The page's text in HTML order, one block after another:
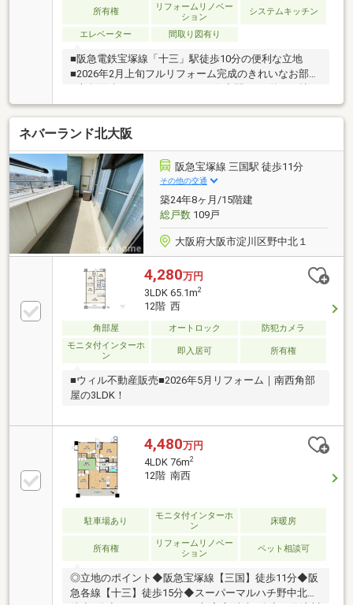
面室)※お住み替えの為、引き渡し猶予要■ ご希望の住
まい探しをお手伝いします ━━━━━・・・物件の詳
細・ご相談はお気軽にお問い合わせください。
所有権
リフォームリノベー
ション
システムキッチン
エレベーター 間取り図有り
■阪急電鉄宝塚線「十三」駅徒歩10分の便利な立地
■2026年2月上旬フルリフォーム完成のきれいなお部屋
広々としたリビング■洋室4.6帖＋サービスルーム4.6帖
付きの1LDKS■書斎・ワークスペース・収納など多目
的に活用可能【周辺施設】■スーパー「スーパーマル
ハチ野中北店」徒歩約7分（約530ｍ）■スーパー「万
代淀川新高店」徒歩約10分（約730ｍ）■コンビニ「ロ
ーソン木川西店」徒歩約5分（約330ｍ）■生活利便施
設も身近に揃い、毎日のお買い物にも便利な住環境♪
ネバーランド北大阪
阪急宝塚線 三国駅 徒歩11分
その他の交通
築24年8ヶ月/15階建
総戸数109戸
大阪府大阪市淀川区野中北１
4,280万円
3LDK 65.1m2
12階 西
角部屋 オートロック
防犯カメラ
モニタ付インターホ
ン
即入居可 所有権
■ウィル不動産販売■2026年5月リフォーム｜南西角部
屋の3LDK！
4,480万円
4LDK 76m2
12階 南西
駐車場あり
モニタ付インターホ
ン
床暖房
所有権
リフォームリノベー
ション
ペット相談可
◎立地のポイント◆阪急宝塚線【三国】徒歩11分◆阪
急各線【十三】徒歩15分◆スーパーマルハチ野中北店